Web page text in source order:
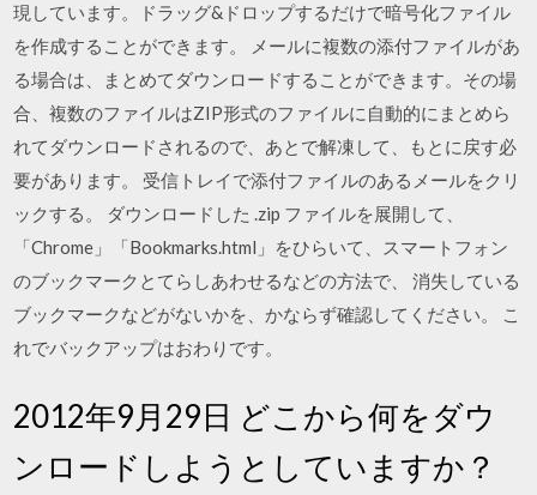
現しています。ドラッグ&ドロップするだけで暗号化ファイル
を作成することができます。 メールに複数の添付ファイルがあ
る場合は、まとめてダウンロードすることができます。その場
合、複数のファイルはZIP形式のファイルに自動的にまとめら
れてダウンロードされるので、あとで解凍して、もとに戻す必
要があります。 受信トレイで添付ファイルのあるメールをクリ
ックする。 ダウンロードした .zip ファイルを展開して、
「Chrome」「Bookmarks.html」をひらいて、スマートフォン
のブックマークとてらしあわせるなどの方法で、 消失している
ブックマークなどがないかを、かならず確認してください。 こ
れでバックアップはおわりです。
2012年9月29日 どこから何をダウ
ンロードしようとしていますか？